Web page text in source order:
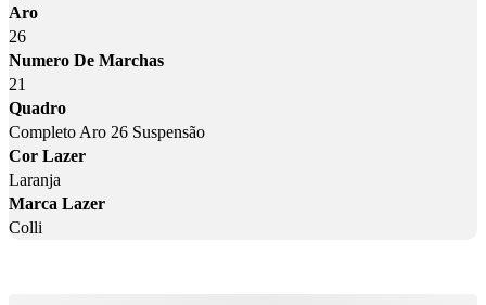
Aro
26
Numero De Marchas
21
Quadro
Completo Aro 26 Suspensão
Cor Lazer
Laranja
Marca Lazer
Colli